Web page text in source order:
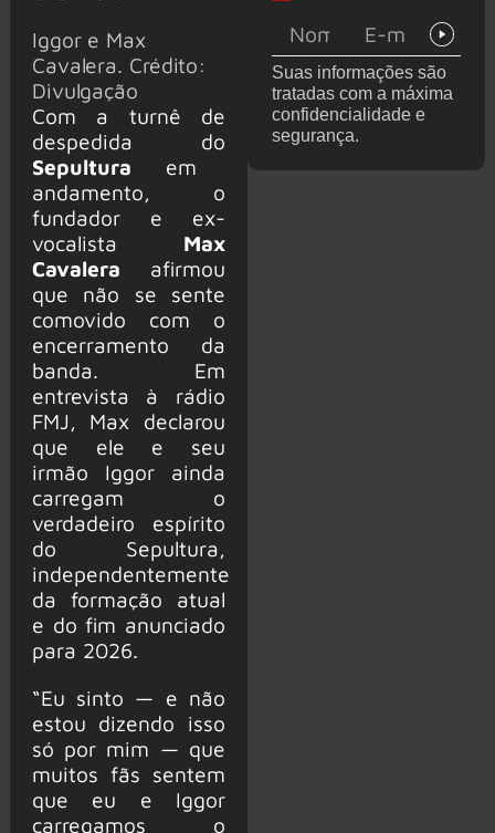
Iggor e Max
Cavalera. Crédito:
Divulgação
Com a turnê de
despedida do
Sepultura em
andamento, o
fundador e ex-
vocalista Max
Cavalera afirmou
que não se sente
comovido com o
encerramento da
banda. Em
entrevista à rádio
FMJ, Max declarou
que ele e seu
irmão Iggor ainda
carregam o
verdadeiro espírito
do Sepultura,
independentemente
da formação atual
e do fim anunciado
para 2026.
“Eu sinto — e não
estou dizendo isso
só por mim — que
muitos fãs sentem
que eu e Iggor
carregamos o
de de
deixar os
palcos
Suas informações são
tratadas com a máxima
confidencialidade e
segurança.